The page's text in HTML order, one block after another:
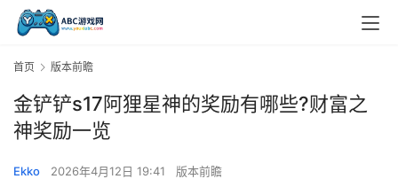
首页 版本前瞻
金铲铲s17阿狸星神的奖励有哪些?财富之
神奖励一览
Ekko 2026年4月12日 19:41 版本前瞻